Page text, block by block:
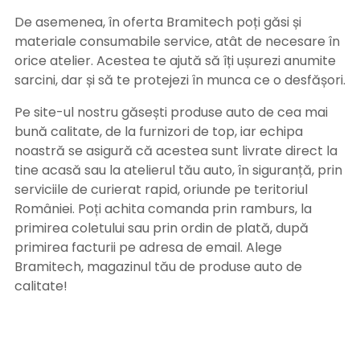
De asemenea, în oferta Bramitech poți găsi și
materiale consumabile service, atât de necesare în
orice atelier. Acestea te ajută să îți ușurezi anumite
sarcini, dar și să te protejezi în munca ce o desfășori.
Pe site-ul nostru găsești produse auto de cea mai
bună calitate, de la furnizori de top, iar echipa
noastră se asigură că acestea sunt livrate direct la
tine acasă sau la atelierul tău auto, în siguranță, prin
serviciile de curierat rapid, oriunde pe teritoriul
României. Poți achita comanda prin ramburs, la
primirea coletului sau prin ordin de plată, după
primirea facturii pe adresa de email. Alege
Bramitech, magazinul tău de produse auto de
calitate!